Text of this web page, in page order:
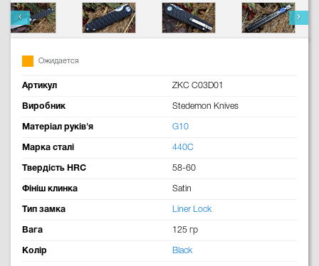
Ожидается
Артикул ZKC C03D01
Виробник Stedemon Knives
Матеріал руків'я G10
Марка сталі 440C
Твердість HRC 58-60
Фініш клинка Satin
Тип замка Liner Lock
Вага 125 гр
Колір Black